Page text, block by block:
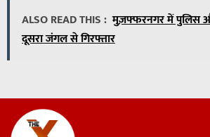
ALSO READ THIS : मुज़फ्फरनगर में पुलिस
दूसरा जंगल से गिरफ्तार